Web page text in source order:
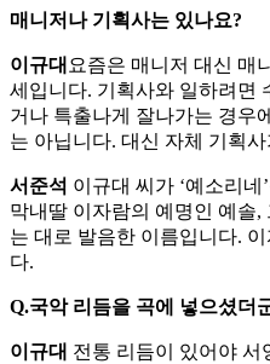
매니저나 기획사는 있나요?
이규대 요즘은 매니저 대신 매
세입니다. 기획사와 일하려면
거나 특출나게 잘나가는 경우
는 아닙니다. 대신 자체 기획
서준석 이규대 씨가 ‘예소리네
막내딸 이자람의 예명인 예솔,
는 대로 발음한 이름입니다.
다.
Q.국악 리듬을 곡에 넣으셨더
이규대 전통 리듬이 있어야 서